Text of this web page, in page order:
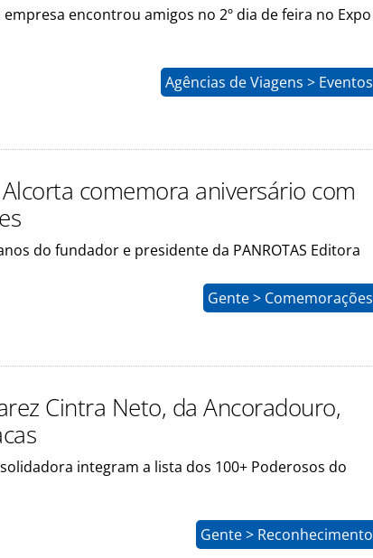
encontrou amigos no 2º dia de feira no Expo
Agências de Viagens > Eventos
Alcorta comemora aniversário com
do fundador e presidente da PANROTAS Editora
Gente > Comemorações
Cintra Neto, da Ancoradouro,
integram a lista dos 100+ Poderosos do
Gente > Reconhecimento